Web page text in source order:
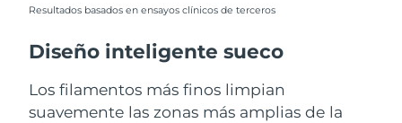
Resultados basados en ensayos clínicos de terceros
Diseño inteligente sueco
Los filamentos más finos limpian
suavemente las zonas más amplias de la